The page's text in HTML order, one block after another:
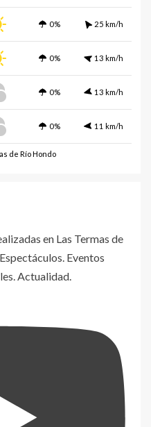
0% 25 km/h
0% 13 km/h
0% 13 km/h
0% 11 km/h
de Río Hondo
en Las Termas de
Eventos
Actualidad.